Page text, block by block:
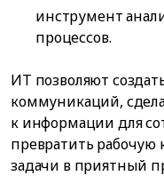
инструмент
процессов.
ИТ позволяют
коммуникаций,
к информации для
превратить
задачи в приятный